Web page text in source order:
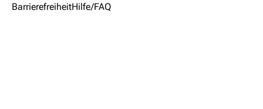
BarrierefreiheitHilfe/FAQ